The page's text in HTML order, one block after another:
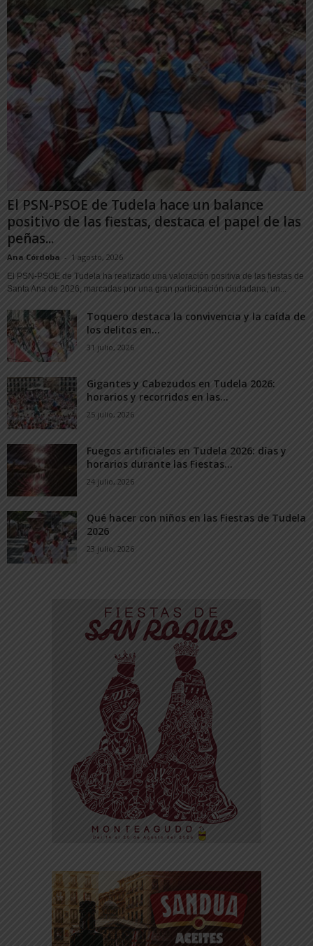
El PSN-PSOE de Tudela hace un balance
positivo de las fiestas, destaca el papel de las
peñas...
Ana Córdoba - 1 agosto, 2026
El PSN-PSOE de Tudela ha realizado una valoración positiva de las fiestas de
Santa Ana de 2026, marcadas por una gran participación ciudadana, un...
Toquero destaca la convivencia y la caída de
los delitos en...
31 julio, 2026
Gigantes y Cabezudos en Tudela 2026:
horarios y recorridos en las...
25 julio, 2026
Fuegos artificiales en Tudela 2026: días y
horarios durante las Fiestas...
24 julio, 2026
Qué hacer con niños en las Fiestas de Tudela
2026
23 julio, 2026